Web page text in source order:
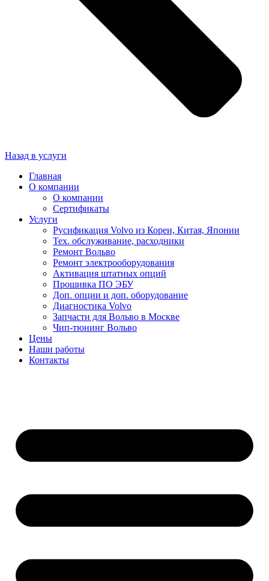
Замена заднего сайлентблока автомобиля Вольво
Замена головки блока цилиндров (ГЕЦ)
Замена гидрокомпенсаторов автомобиля Вольво
Замена вкладышей коленвала Вольво (Volvo) в Москве
Отключение системы Start/Stop Вольво
Активация штатной навигации Вольво с пробками (TMC) и
отображением информации на приборной панели
Назад в услуги
Главная
О компании
О компании
Сертификаты
Услуги
Русификация Volvo из Кореи, Китая, Японии
Тех. обслуживание, расходники
Ремонт Вольво
Ремонт электрооборудования
Активация штатных опций
Прошивка ПО ЭБУ
Доп. опции и доп. оборудование
Диагностика Volvo
Запчасти для Вольво в Москве
Чип-тюнинг Вольво
Цены
Наши работы
Контакты